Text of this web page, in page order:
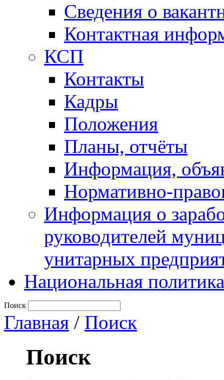
Сведения о
Контактная
КСП
Контакты
Кадры
Положения
Планы, отчёты
Информация,
Нормативно-
Информация о
руководителей
унитарных
Национальная политика
Поиск
Главная / Поиск
Поиск